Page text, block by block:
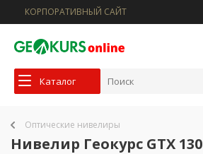
КОРПОРАТИВНЫЙ САЙТ
Каталог
Оптические нивелиры
Нивелир Геокурс GTX 130